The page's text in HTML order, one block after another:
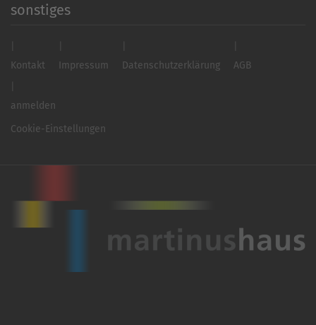
sonstiges
Kontakt Impressum Datenschutzerklärung AGB
anmelden
Cookie-Einstellungen